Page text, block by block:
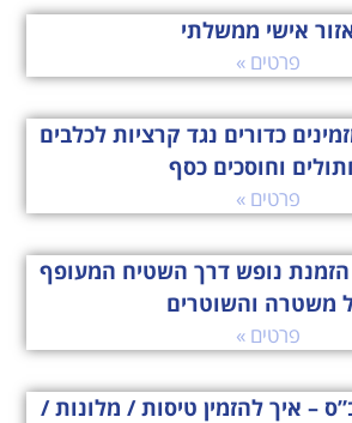
אישי ממשלתי
פרטים »
כדורים נגד קרציות לכלבים
וחוסכים כסף
פרטים »
נופש דרך השטיח המעופף
משטרה והשוטרים
פרטים »
– איך להזמין טיסות / מלונות /